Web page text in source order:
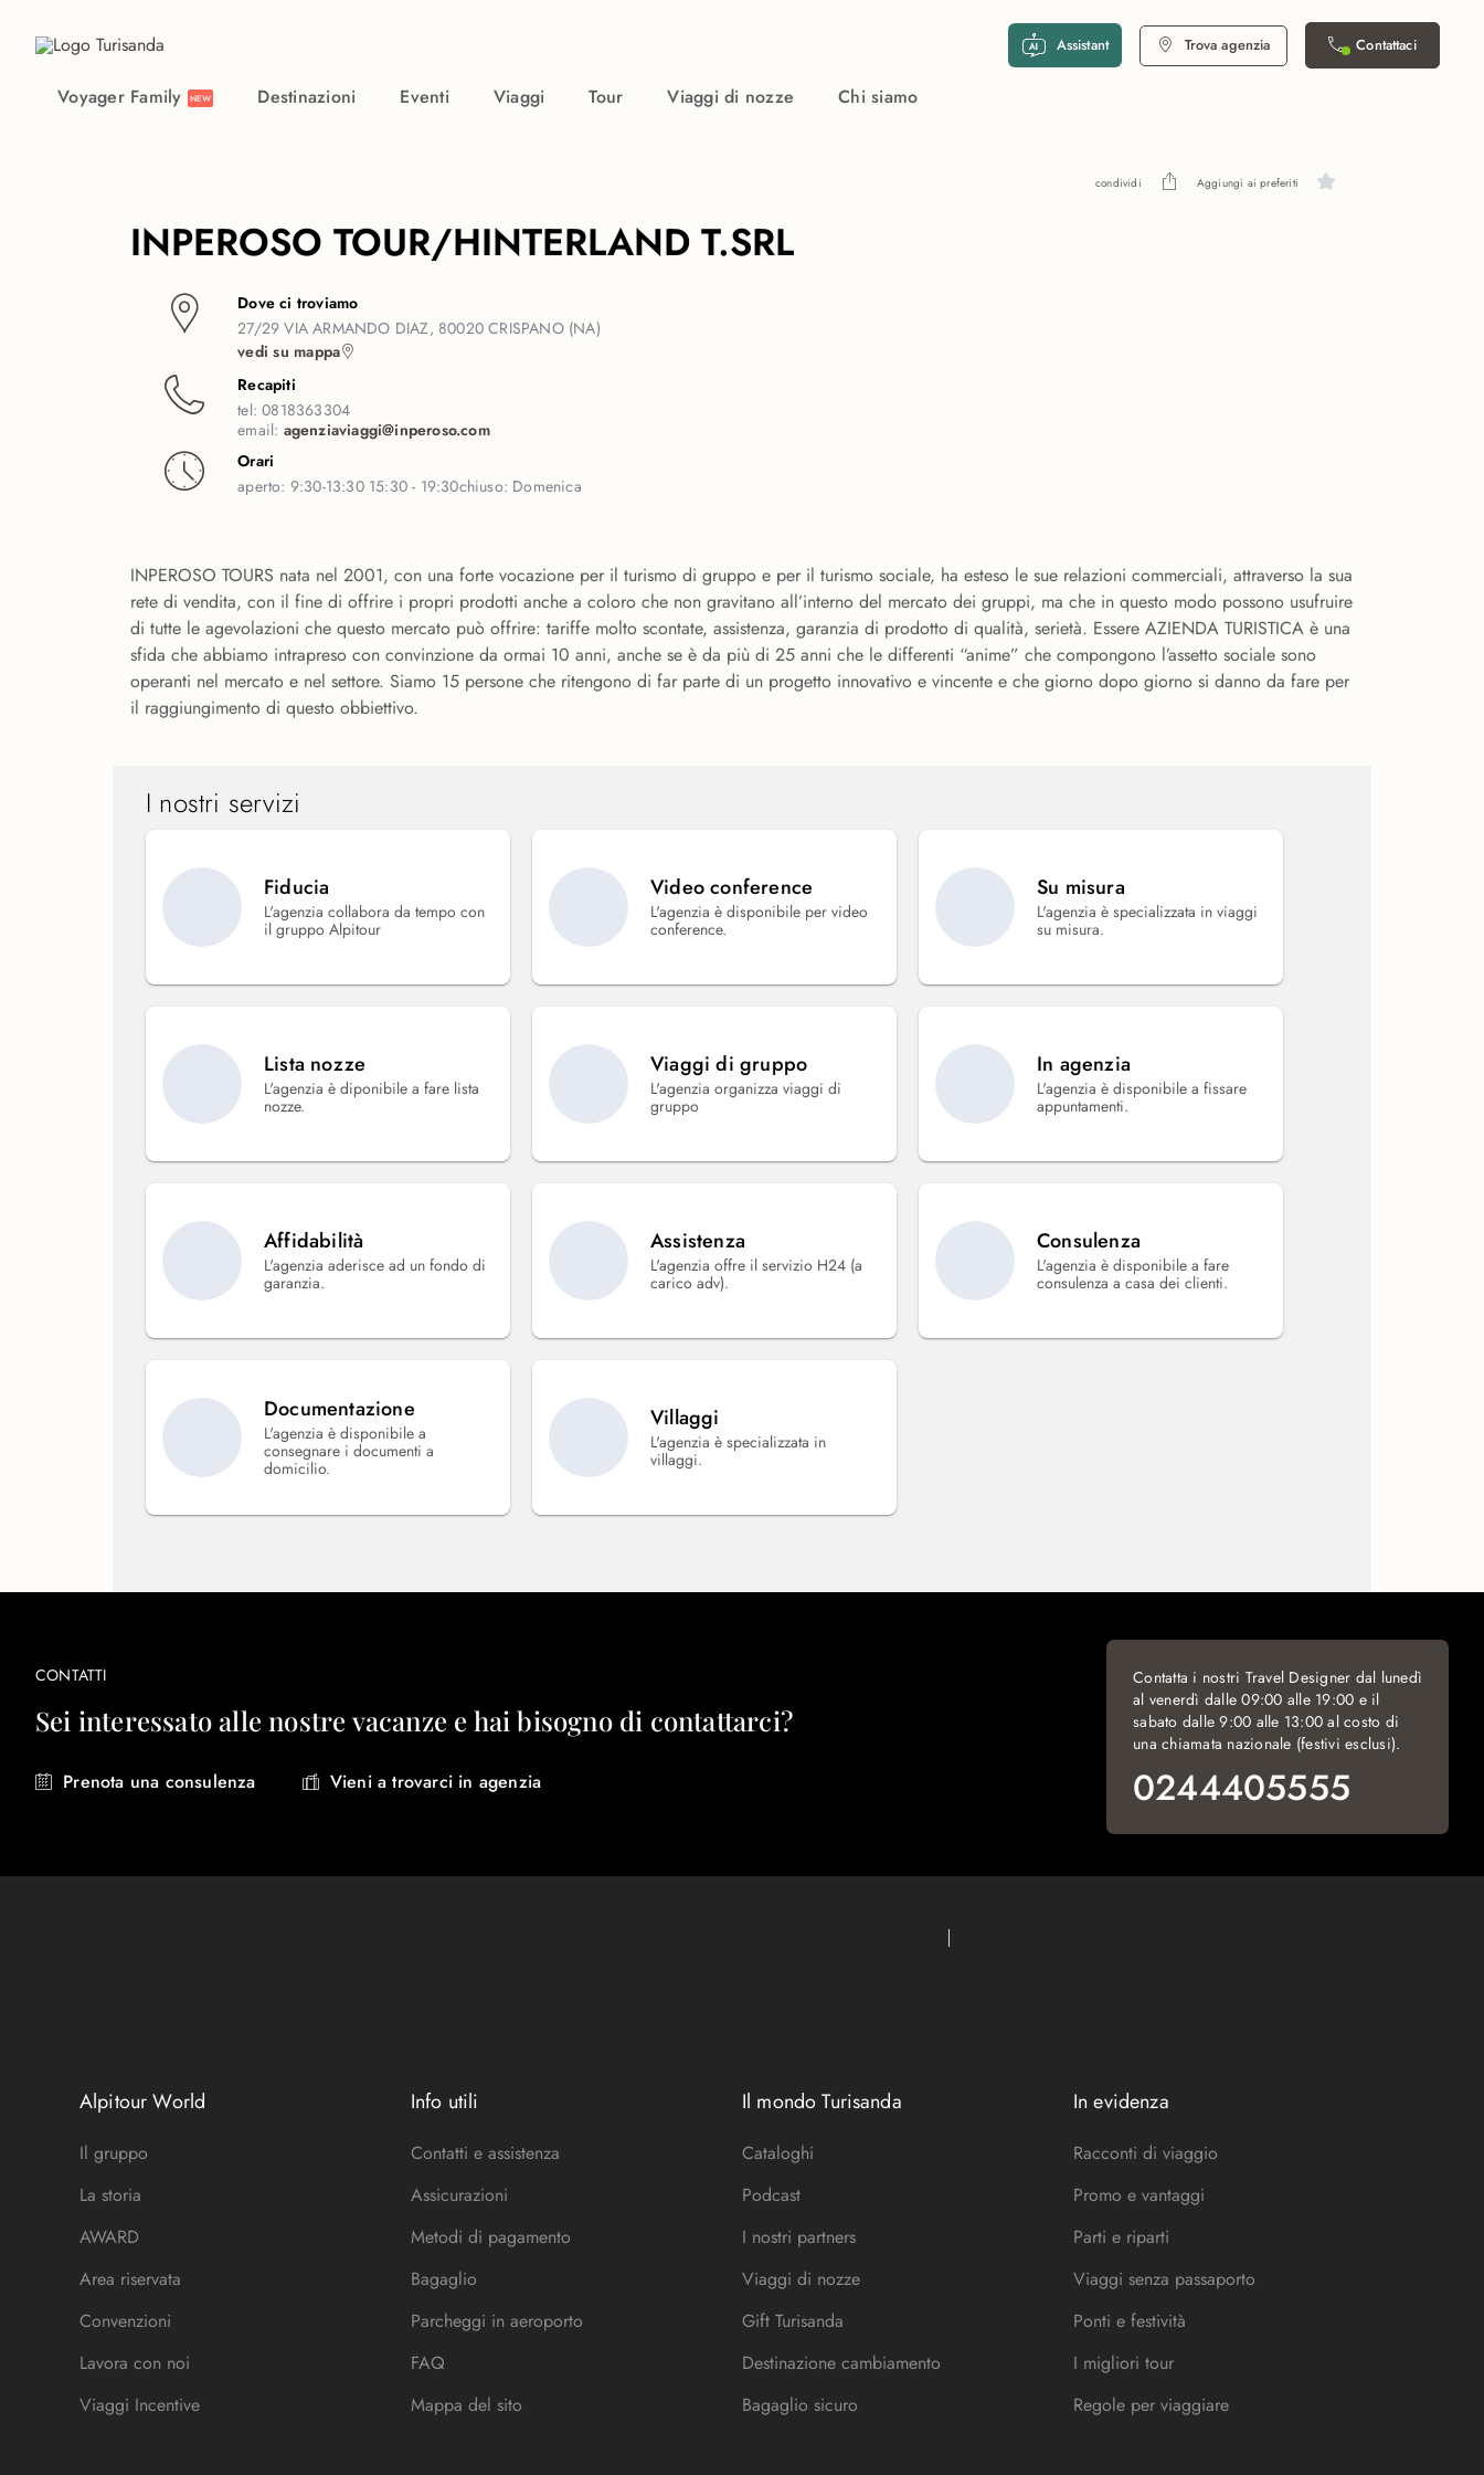
Assistant Trova agenzia Contattaci
Voyager Family NEW Destinazioni Eventi Viaggi Tour Viaggi di nozze Chi siamo
condividi Aggiungi ai preferiti
INPEROSO TOUR/HINTERLAND T.SRL
Dove ci troviamo
27/29 VIA ARMANDO DIAZ, 80020 CRISPANO (NA)
vedi su mappa
Recapiti
tel:0818363304
email: agenziaviaggi@inperoso.com
Orari
aperto: 9:30-13:30 15:30 - 19:30chiuso: Domenica
INPEROSO TOURS nata nel 2001, con una forte vocazione per il turismo di gruppo e per il turismo sociale, ha esteso le sue relazioni commerciali, attraverso la sua
rete di vendita, con il fine di offrire i propri prodotti anche a coloro che non gravitano all’interno del mercato dei gruppi, ma che in questo modo possono usufruire
di tutte le agevolazioni che questo mercato può offrire: tariffe molto scontate, assistenza, garanzia di prodotto di qualità, serietà. Essere AZIENDA TURISTICA è una
sfida che abbiamo intrapreso con convinzione da ormai 10 anni, anche se è da più di 25 anni che le differenti “anime” che compongono l’assetto sociale sono
operanti nel mercato e nel settore. Siamo 15 persone che ritengono di far parte di un progetto innovativo e vincente e che giorno dopo giorno si danno da fare per
il raggiungimento di questo obbiettivo.
I nostri servizi
Fiducia
L'agenzia collabora da tempo con
il gruppo Alpitour
Video conference
L'agenzia è disponibile per video
conference.
Su misura
L'agenzia è specializzata in viaggi
su misura.
Lista nozze
L'agenzia è diponibile a fare lista
nozze.
Viaggi di gruppo
L'agenzia organizza viaggi di
gruppo
In agenzia
L'agenzia è disponibile a fissare
appuntamenti.
Affidabilità
L'agenzia aderisce ad un fondo di
garanzia.
Assistenza
L'agenzia offre il servizio H24 (a
carico adv).
Consulenza
L'agenzia è disponibile a fare
consulenza a casa dei clienti.
Documentazione
L'agenzia è disponibile a
consegnare i documenti a
domicilio.
Villaggi
L'agenzia è specializzata in
villaggi.
CONTATTI
Sei interessato alle nostre vacanze e hai bisogno di contattarci?
Prenota una consulenza Vieni a trovarci in agenzia
Contatta i nostri Travel Designer dal lunedì
al venerdì dalle 09:00 alle 19:00 e il
sabato dalle 9:00 alle 13:00 al costo di
una chiamata nazionale (festivi esclusi).
0244405555
Alpitour World
Il gruppo
La storia
AWARD
Area riservata
Convenzioni
Lavora con noi
Viaggi Incentive
Info utili
Contatti e assistenza
Assicurazioni
Metodi di pagamento
Bagaglio
Parcheggi in aeroporto
FAQ
Mappa del sito
Il mondo Turisanda
Cataloghi
Podcast
I nostri partners
Viaggi di nozze
Gift Turisanda
Destinazione cambiamento
Bagaglio sicuro
In evidenza
Racconti di viaggio
Promo e vantaggi
Parti e riparti
Viaggi senza passaporto
Ponti e festività
I migliori tour
Regole per viaggiare